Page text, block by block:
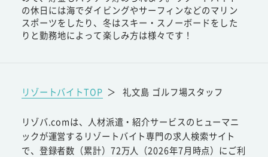
の休日には海でダイビングやサーフィンなどのマリン
スポーツをしたり、冬はスキー・スノーボードをした
りと勤務地によって楽しみ方は様々です！
リゾートバイトTOP ＞ 礼文島 ゴルフ場スタッフ
リゾバ.comは、人材派遣・紹介サービスのヒューマニ
ックが運営するリゾートバイト専門の求人検索サイト
で、登録者数（累計）72万人（2026年7月時点）にご利